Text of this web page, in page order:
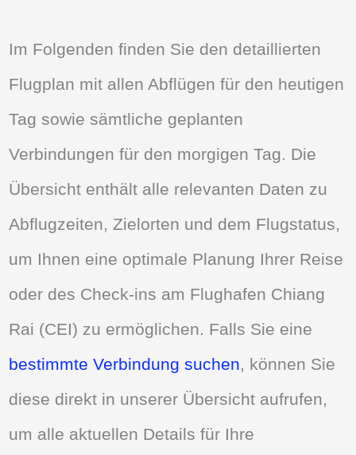
Im Folgenden finden Sie den detaillierten
Flugplan mit allen Abflügen für den heutigen
Tag sowie sämtliche geplanten
Verbindungen für den morgigen Tag. Die
Übersicht enthält alle relevanten Daten zu
Abflugzeiten, Zielorten und dem Flugstatus,
um Ihnen eine optimale Planung Ihrer Reise
oder des Check-ins am Flughafen Chiang
Rai (CEI) zu ermöglichen. Falls Sie eine
bestimmte Verbindung suchen, können Sie
diese direkt in unserer Übersicht aufrufen,
um alle aktuellen Details für Ihre